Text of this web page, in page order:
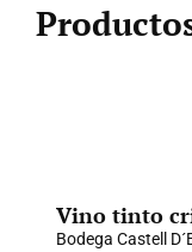
Vino tinto
Bodega Castell